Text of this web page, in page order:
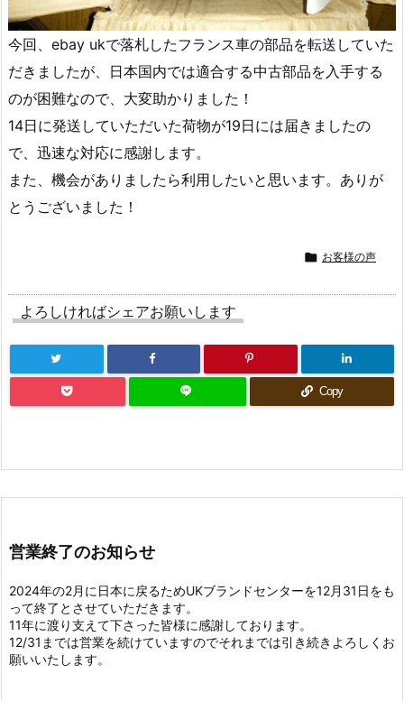
今回、ebay ukで落札したフランス車の部品を転送していた
だきましたが、日本国内では適合する中古部品を入手する
のが困難なので、大変助かりました！
14日に発送していただいた荷物が19日には届きましたの
で、迅速な対応に感謝します。
また、機会がありましたら利用したいと思います。ありが
とうございました！
 お客様の声
よろしければシェアお願いします
Copy
営業終了のお知らせ
2024年の2月に日本に戻るためUKブランドセンターを12月31日をも
って終了とさせていただきます。
11年に渡り支えて下さった皆様に感謝しております。
12/31までは営業を続けていますのでそれまでは引き続きよろしくお
願いいたします。